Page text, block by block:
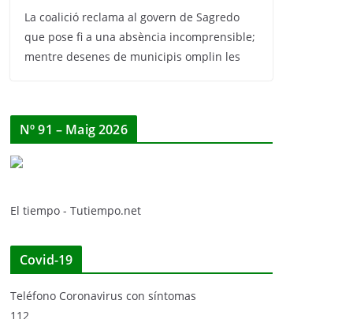
La coalició reclama al govern de Sagredo
que pose fi a una absència incomprensible;
mentre desenes de municipis omplin les
Nº 91 – Maig 2026
El tiempo - Tutiempo.net
Covid-19
Teléfono Coronavirus con síntomas
112